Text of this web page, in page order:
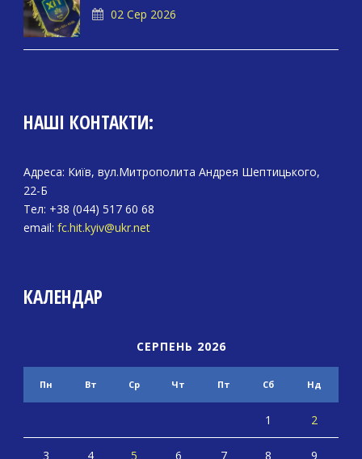
02 Сер 2026
НАШІ КОНТАКТИ:
Адреса: Київ, вул.Митрополита Андрея Шептицького,
22-Б
Тел: +38 (044) 517 60 68
email: fc.hit.kyiv@ukr.net
КАЛЕНДАР
СЕРПЕНЬ 2026
Пн Вт Ср Чт Пт Сб Нд
1 2
3 4 5 6 7 8 9